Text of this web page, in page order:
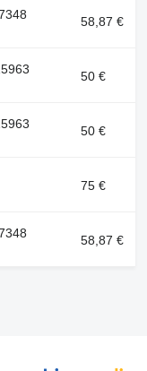
58,87 €
50 €
50 €
75 €
58,87 €